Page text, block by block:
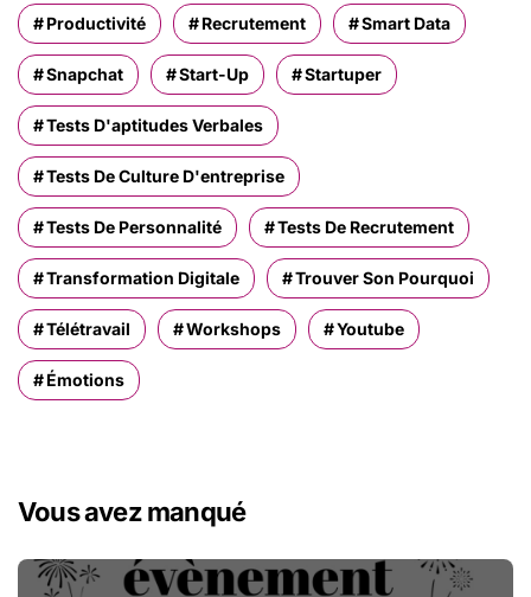
Productivité Recrutement Smart Data
Snapchat Start-Up Startuper
Tests D'aptitudes Verbales
Tests De Culture D'entreprise
Tests De Personnalité Tests De Recrutement
Transformation Digitale Trouver Son Pourquoi
Télétravail Workshops Youtube
Émotions
Vous avez manqué